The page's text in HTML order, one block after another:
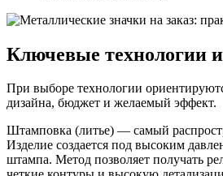
Ключевые технологии
При выборе технологии
дизайна, бюджет и желаемый эффект.
Штамповка (литье) — самый
Изделие создается под высоким
штампа. Метод позволяет получать